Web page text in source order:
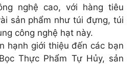
nghệ cao, với hàng tiêu
sản phẩm như túi đựng, túi
công nghệ hạt này.
hạnh giới thiệu đến các bạn
Thực Phẩm Tự Hủy, sản